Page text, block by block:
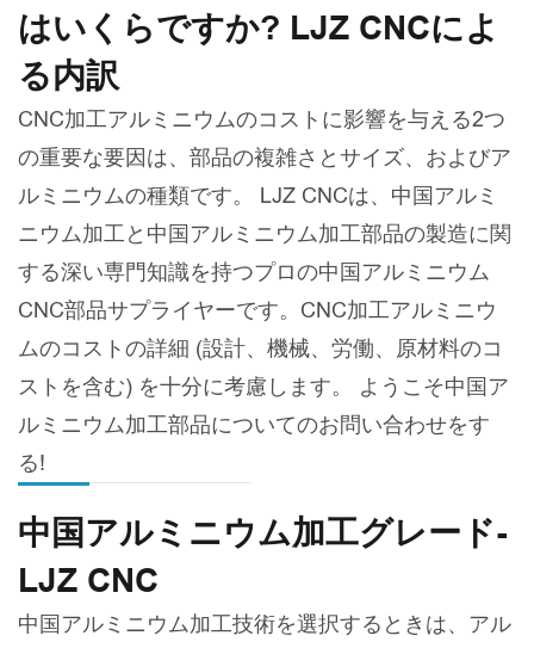
はいくらですか? LJZ CNCによ
る内訳
CNC加工アルミニウムのコストに影響を与える2つ
の重要な要因は、部品の複雑さとサイズ、およびア
ルミニウムの種類です。 LJZ CNCは、中国アルミ
ニウム加工と中国アルミニウム加工部品の製造に関
する深い専門知識を持つプロの中国アルミニウム
CNC部品サプライヤーです。CNC加工アルミニウ
ムのコストの詳細 (設計、機械、労働、原材料のコ
ストを含む) を十分に考慮します。 ようこそ中国ア
ルミニウム加工部品についてのお問い合わせをす
る!
中国アルミニウム加工グレード-
LJZ CNC
中国アルミニウム加工技術を選択するときは、アル